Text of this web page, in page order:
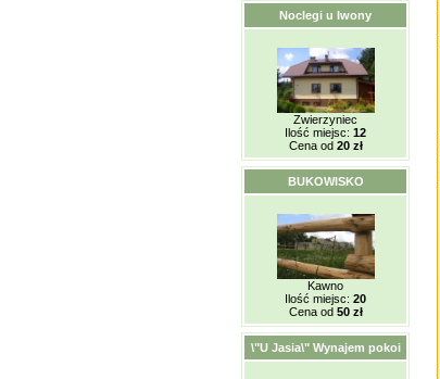
Noclegi u Iwony
Zwierzyniec
Ilość miejsc: 12
Cena od 20 zł
BUKOWISKO
Kawno
Ilość miejsc: 20
Cena od 50 zł
\"U Jasia\" Wynajem pokoi